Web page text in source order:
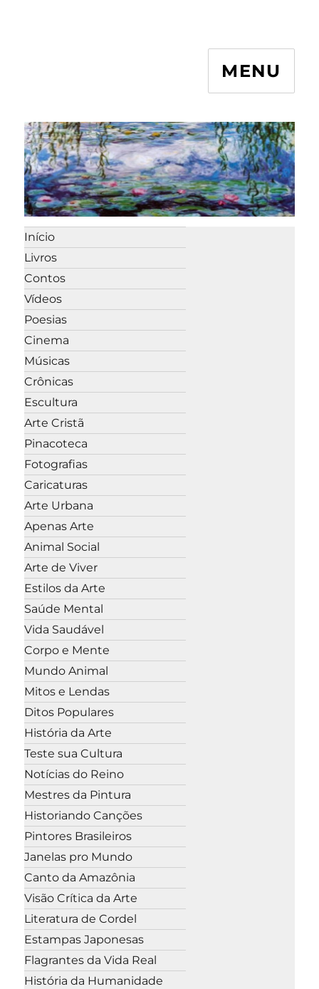
MENU
Início
Livros
Contos
Vídeos
Poesias
Cinema
Músicas
Crônicas
Escultura
Arte Cristã
Pinacoteca
Fotografias
Caricaturas
Arte Urbana
Apenas Arte
Animal Social
Arte de Viver
Estilos da Arte
Saúde Mental
Vida Saudável
Corpo e Mente
Mundo Animal
Mitos e Lendas
Ditos Populares
História da Arte
Teste sua Cultura
Notícias do Reino
Mestres da Pintura
Historiando Canções
Pintores Brasileiros
Janelas pro Mundo
Canto da Amazônia
Visão Crítica da Arte
Literatura de Cordel
Estampas Japonesas
Flagrantes da Vida Real
História da Humanidade